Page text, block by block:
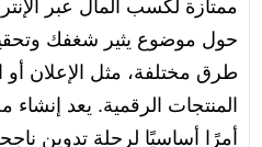
ممتازة لكسب المال عبر
حول موضوع يثير شغفك
طرق مختلفة، مثل الإعلان أو
المنتجات الرقمية. يعد إنشاء
أمرًا أساسيًا لرحلة تدوين